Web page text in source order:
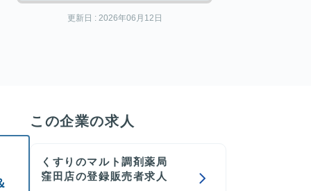
更新日 : 2026年06月12日
この企業の求人
くすりのマルト調剤薬局
窪田店の登録販売者求人